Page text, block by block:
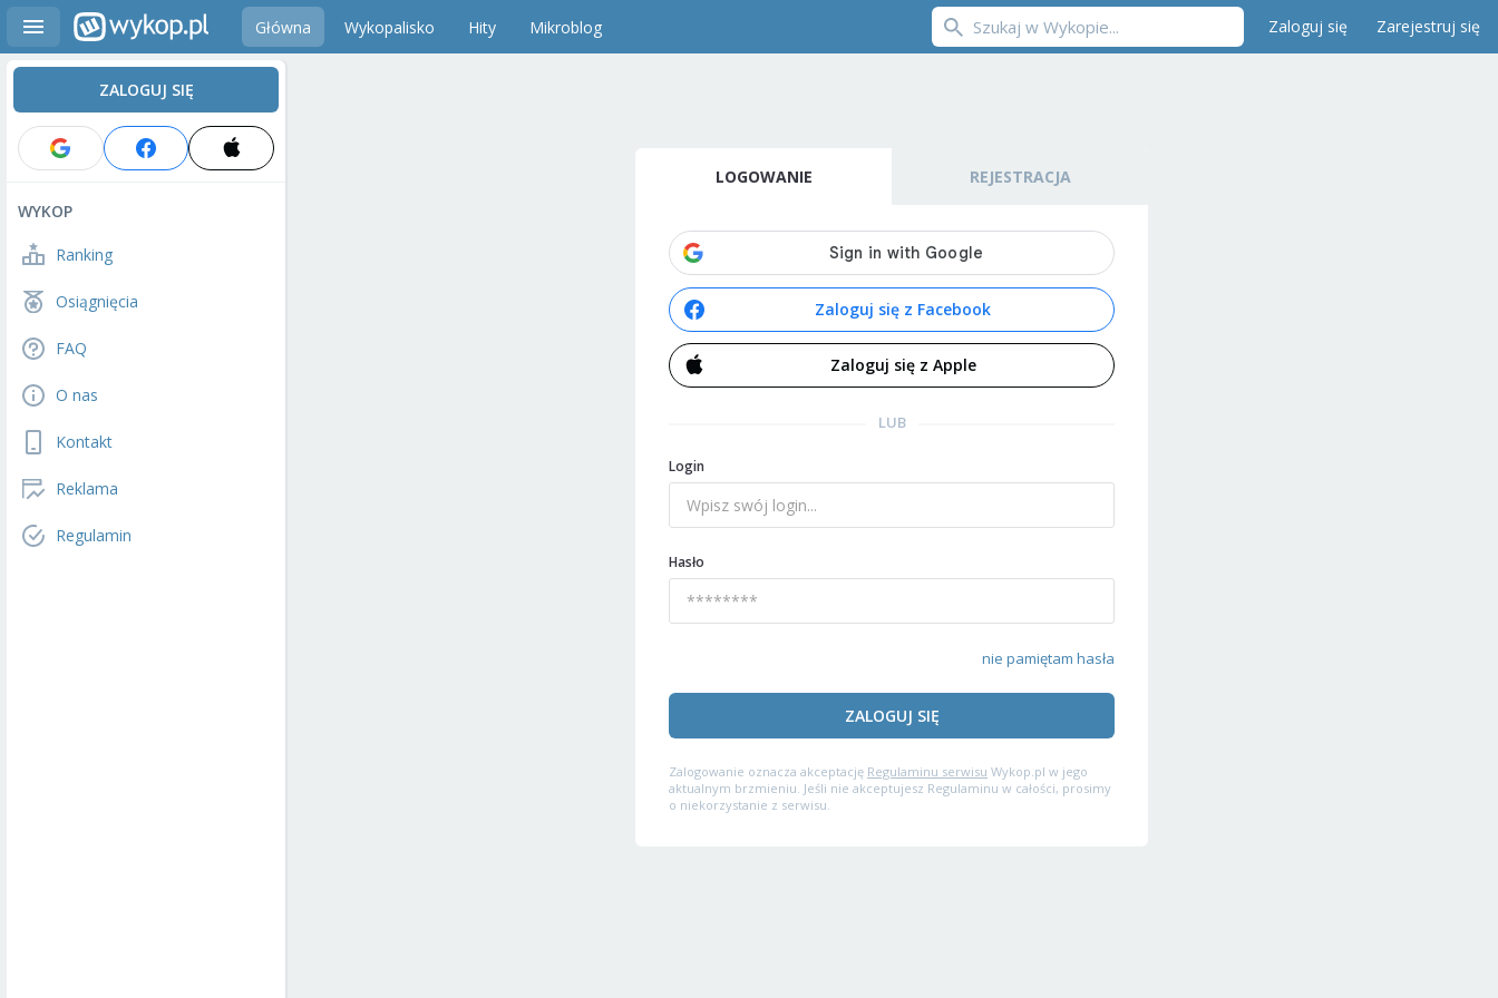
Główna Wykopalisko Hity Mikroblog Zaloguj się Zarejestruj się
ZALOGUJ SIĘ
WYKOP
Ranking
Osiągnięcia
FAQ
O nas
Kontakt
Reklama
Regulamin
LOGOWANIE REJESTRACJA
Zaloguj się z Facebook
Zaloguj się z Apple
LUB
Login
Hasło
nie pamiętam hasła
ZALOGUJ SIĘ
Zalogowanie oznacza akceptację Regulaminu serwisu Wykop.pl w jego
aktualnym brzmieniu. Jeśli nie akceptujesz Regulaminu w całości, prosimy
o niekorzystanie z serwisu.